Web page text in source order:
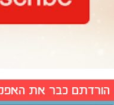
הורדתם כבר את